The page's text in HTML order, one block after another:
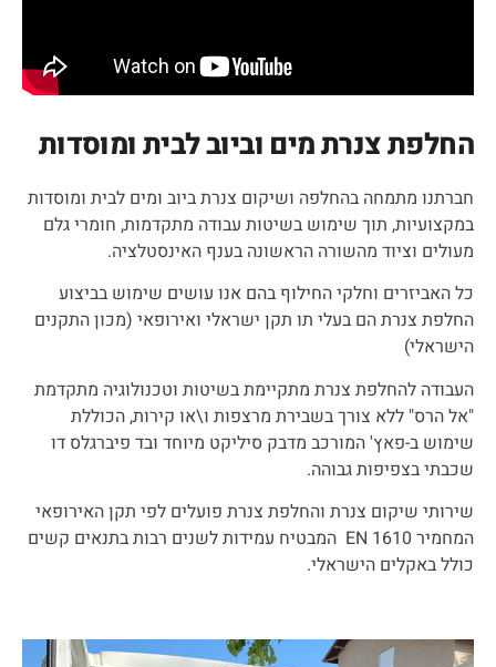
החלפת צנרת מים וביוב לבית ומוסדות
חברתנו מתמחה בהחלפה ושיקום צנרת ביוב ומים לבית ומוסדות
במקצועיות, תוך שימוש בשיטות עבודה מתקדמות, חומרי גלם
מעולים וציוד מהשורה הראשונה בענף האינסטלציה.
כל האביזרים וחלקי החילוף בהם אנו עושים שימוש בביצוע
החלפת צנרת הם בעלי תו תקן ישראלי ואירופאי (מכון התקנים
הישראלי)
העבודה להחלפת צנרת מתקיימת בשיטות וטכנולוגיה מתקדמת
"אל הרס" ללא צורך בשבירת מרצפות ו\או קירות, הכוללת
שימוש ב-פאץ' המורכב מדבק סיליקט מיוחד ובד פיברגלס דו
שכבתי בצפיפות גבוהה.
שירותי שיקום צנרת והחלפת צנרת פועלים לפי תקן האירופאי
המחמיר EN 1610 המבטיח עמידות לשנים רבות בתנאים קשים
כולל באקלים הישראלי.